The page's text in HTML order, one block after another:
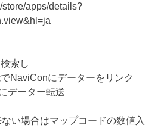
apps/details?
索し
NaviConにデーターをリンク
データー転送
い場合はマップコードの数値入